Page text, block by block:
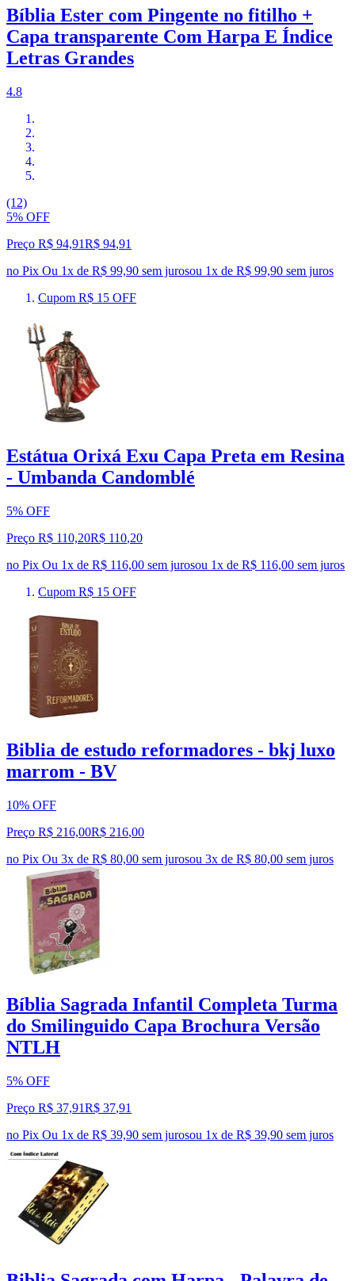
Bíblia Ester com Pingente no fitilho +
Capa transparente Com Harpa E Índice
Letras Grandes
4.8
(12)
5% OFF
Preço R$ 94,91R$ 94,91
no Pix Ou 1x de R$ 99,90 sem jurosou 1x de R$ 99,90 sem juros
Cupom R$ 15 OFF
Estátua Orixá Exu Capa Preta em Resina
- Umbanda Candomblé
5% OFF
Preço R$ 110,20R$ 110,20
no Pix Ou 1x de R$ 116,00 sem jurosou 1x de R$ 116,00 sem juros
Cupom R$ 15 OFF
Biblia de estudo reformadores - bkj luxo
marrom - BV
10% OFF
Preço R$ 216,00R$ 216,00
no Pix Ou 3x de R$ 80,00 sem jurosou 3x de R$ 80,00 sem juros
Bíblia Sagrada Infantil Completa Turma
do Smilinguido Capa Brochura Versão
NTLH
5% OFF
Preço R$ 37,91R$ 37,91
no Pix Ou 1x de R$ 39,90 sem jurosou 1x de R$ 39,90 sem juros